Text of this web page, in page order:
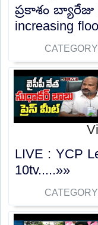
ప్రకాశం
increasing
LIVE : YCP
10tv.....»»